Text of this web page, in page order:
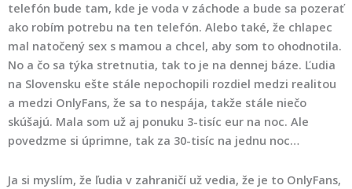
telefón bude tam, kde je voda v záchode a bude sa pozerať
ako robím potrebu na ten telefón. Alebo také, že chlapec
mal natočený sex s mamou a chcel, aby som to ohodnotila.
No a čo sa týka stretnutia, tak to je na dennej báze. Ľudia
na Slovensku ešte stále nepochopili rozdiel medzi realitou
a medzi OnlyFans, že sa to nespája, takže stále niečo
skúšajú. Mala som už aj ponuku 3-tisíc eur na noc. Ale
povedzme si úprimne, tak za 30-tisíc na jednu noc…
Ja si myslím, že ľudia v zahraničí už vedia, že je to OnlyFans,